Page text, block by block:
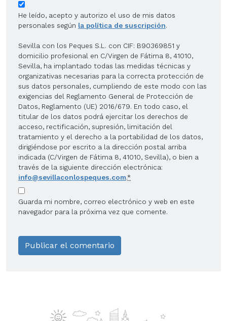
He leído, acepto y autorizo el uso de mis datos
personales según la política de suscripción.
Sevilla con los Peques S.L. con CIF: B90369851 y
domicilio profesional en C/Virgen de Fátima 8, 41010,
Sevilla, ha implantado todas las medidas técnicas y
organizativas necesarias para la correcta protección de
sus datos personales, cumpliendo de este modo con las
exigencias del Reglamento General de Protección de
Datos, Reglamento (UE) 2016/679. En todo caso, el
titular de los datos podrá ejercitar los derechos de
acceso, rectificación, supresión, limitación del
tratamiento y el derecho a la portabilidad de los datos,
dirigiéndose por escrito a la dirección postal arriba
indicada (C/Virgen de Fátima 8, 41010, Sevilla), o bien a
través de la siguiente dirección electrónica:
info@sevillaconlospeques.com.*
Guarda mi nombre, correo electrónico y web en este
navegador para la próxima vez que comente.